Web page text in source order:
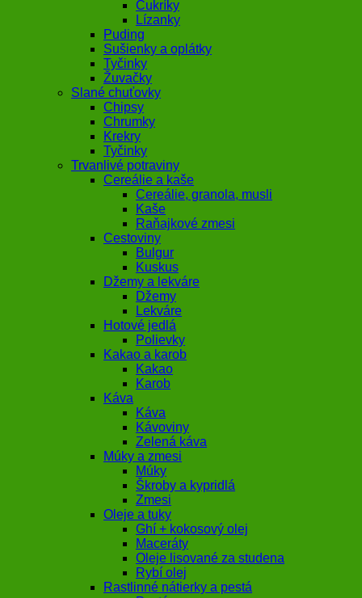
Cukríky
Lízanky
Puding
Sušienky a oplátky
Tyčinky
Žuvačky
Slané chuťovky
Chipsy
Chrumky
Krekry
Tyčinky
Trvanlivé potraviny
Cereálie a kaše
Cereálie, granola, musli
Kaše
Raňajkové zmesi
Cestoviny
Bulgur
Kuskus
Džemy a lekváre
Džemy
Lekváre
Hotové jedlá
Polievky
Kakao a karob
Kakao
Karob
Káva
Káva
Kávoviny
Zelená káva
Múky a zmesi
Múky
Škroby a kypridlá
Zmesi
Oleje a tuky
Ghí + kokosový olej
Maceráty
Oleje lisované za studena
Rybí olej
Rastlinné nátierky a pestá